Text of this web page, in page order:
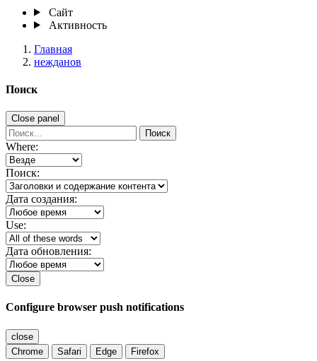
Сайт
Активность
Главная
нежданов
Поиск
Close panel
Поиск
Where:
Поиск:
Дата создания:
Use:
Дата обновления:
Close
Configure browser push notifications
close
Chrome
Safari Edge Firefox